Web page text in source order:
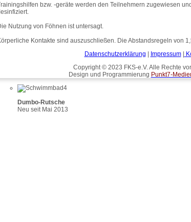
Dumbo-Rutsche
Neu seit Mai 2013
bzw. -geräte werden den Teilnehmern zugewiesen
Nutzung von Föhnen ist untersagt.
Kontakte sind auszuschließen. Die Abstandsregeln von
Datenschutzerklärung
Impressum|
Copyright © 2023 FKS-e.V. Alle Rechte
Design und Programmierung Punkt7-